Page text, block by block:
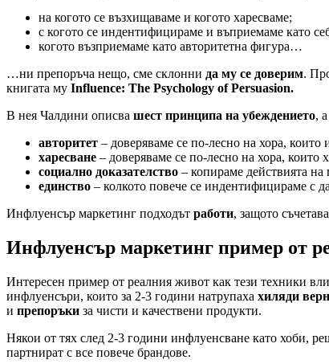
на когото се възхищаваме и когото харесваме;
с когото се индентифицираме и въприемаме като
когото възприемаме като авторитетна фигура…
…ни препоръча нещо, сме склонни да му се доверим.
книгата му Influence: The Psychology of Persuasion.
В нея Чалдини описва шест принципа на убеждението,
авторитет – доверяваме се по-лесно на хора, които
харесване – доверяваме се по-лесно на хора, които
социално доказателство – копираме действията на
единство – колкото повече се индентифицираме с
Инфлуенсър маркетинг подходът работи, защото
Инфлуенсър маркетинг пример от
Интересен пример от реалния живот как тези техники
инфлуенсъри, които за 2-3 години натрупаха хиляди
и препоръки за чисти и качествени продукти.
Някои от тях след 2-3 години инфлуенсване като хоби,
партнират с все повече брандове.